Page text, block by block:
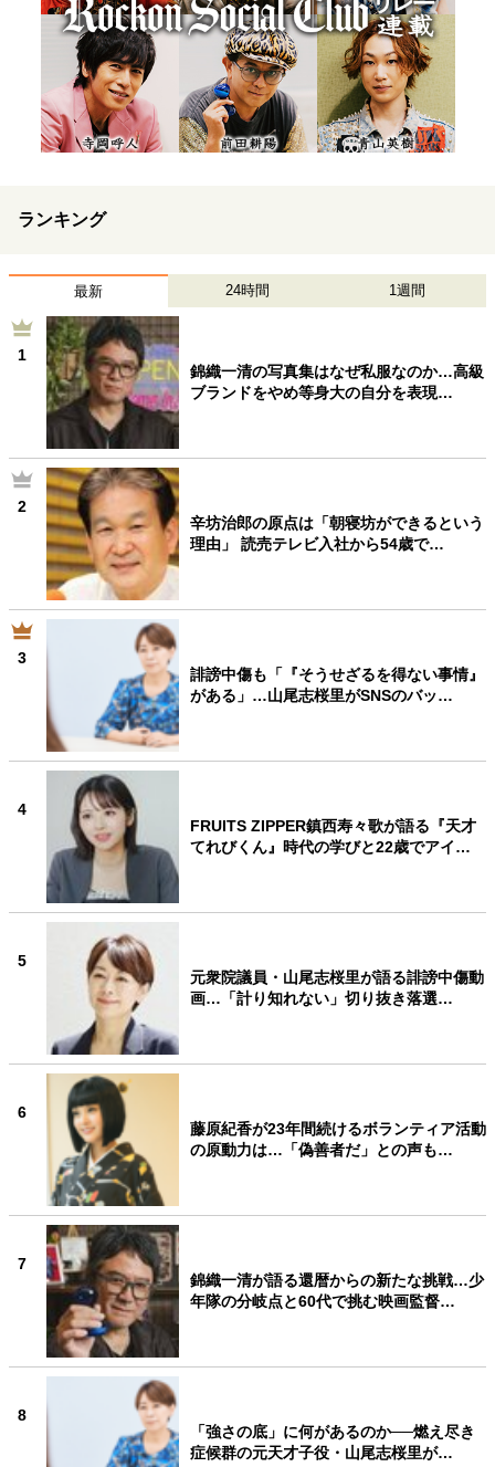
ランキング
最新 24時間 1週間
1
錦織一清の写真集はなぜ私服なのか…高級
ブランドをやめ等身大の自分を表現…
2
辛坊治郎の原点は「朝寝坊ができるという
理由」 読売テレビ入社から54歳で…
3
誹謗中傷も「『そうせざるを得ない事情』
がある」…山尾志桜里がSNSのバッ…
4
FRUITS ZIPPER鎮西寿々歌が語る『天才
てれびくん』時代の学びと22歳でアイ…
5
元衆院議員・山尾志桜里が語る誹謗中傷動
画…「計り知れない」切り抜き落選…
6
藤原紀香が23年間続けるボランティア活動
の原動力は…「偽善者だ」との声も…
7
錦織一清が語る還暦からの新たな挑戦…少
年隊の分岐点と60代で挑む映画監督…
8
「強さの底」に何があるのか──燃え尽き
症候群の元天才子役・山尾志桜里が…